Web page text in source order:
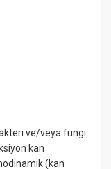
ve/veya fungi
kan
(kan